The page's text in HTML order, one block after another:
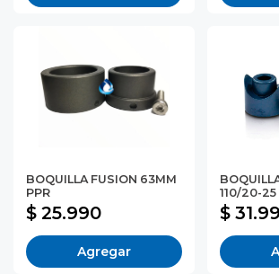
BOQUILLA FUSION 63MM
PPR
$ 25.990
Agregar
110/20-25
$